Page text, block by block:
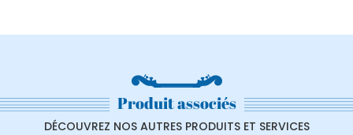
Produit associés
DÉCOUVREZ NOS AUTRES PRODUITS ET SERVICES